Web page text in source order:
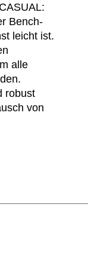
Republik
Emirate
(BY)
Bench-
leicht ist.
alle
robust
von